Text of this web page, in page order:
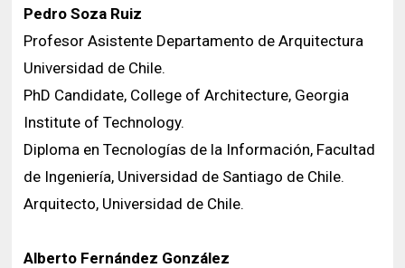
Pedro Soza Ruiz
Profesor Asistente Departamento de Arquitectura
Universidad de Chile.
PhD Candidate, College of Architecture, Georgia
Institute of Technology.
Diploma en Tecnologías de la Información, Facultad
de Ingeniería, Universidad de Santiago de Chile.
Arquitecto, Universidad de Chile.
Alberto Fernández González